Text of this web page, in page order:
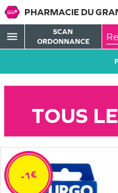
PHARMACIE DU
menu
SCAN
ORDONNANCE
TOUS
-1€